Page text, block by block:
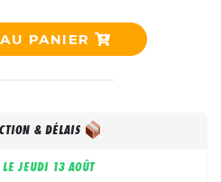
PANIER
& DÉLAIS
LEJEUDI 13 AOÛT